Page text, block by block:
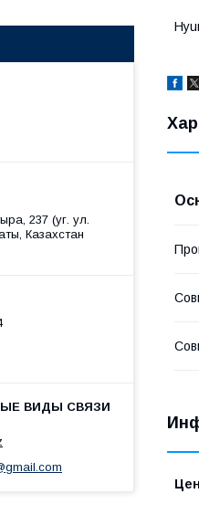
237 (уг. ул.
Казахстан